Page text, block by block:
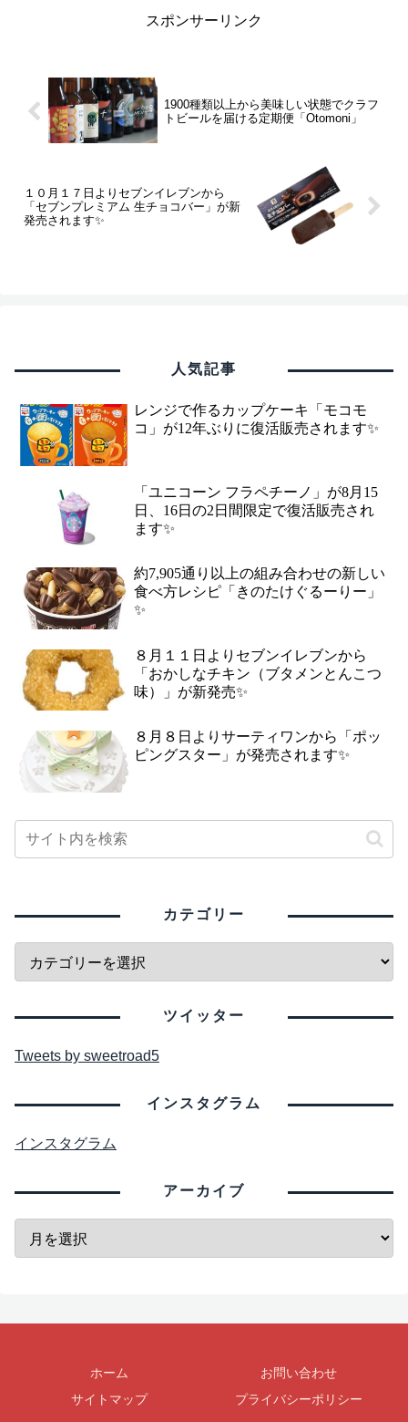
スポンサーリンク
1900種類以上から美味しい状態でクラフ
トビールを届ける定期便「Otomoni」
１０月１７日よりセブンイレブンから
「セブンプレミアム 生チョコバー」が新
発売されます✨
人気記事
レンジで作るカップケーキ「モコモ
コ」が12年ぶりに復活販売されます✨
「ユニコーン フラペチーノ」が8月15
日、16日の2日間限定で復活販売され
ます✨
約7,905通り以上の組み合わせの新しい
食べ方レシピ「きのたけぐるーりー」
✨
８月１１日よりセブンイレブンから
「おかしなチキン（ブタメンとんこつ
味）」が新発売✨
８月８日よりサーティワンから「ポッ
ピングスター」が発売されます✨
カテゴリー
ツイッター
Tweets by sweetroad5
インスタグラム
インスタグラム
アーカイブ
ホーム
お問い合わせ
サイトマップ
プライバシーポリシー